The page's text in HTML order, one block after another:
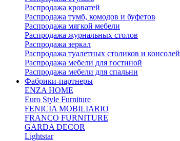
Распродажа кроватей
Распродажа тумб, комодов и буфетов
Распродажа мягкой мебели
Распродажа журнальных столов
Распродажа зеркал
Распродажа туалетных столиков и консолей
Распродажа мебели для гостиной
Распродажа мебели для спальни
Фабрики-партнеры
ENZA HOME
Euro Style Furniture
FENICIA MOBILIARIO
FRANCO FURNITURE
GARDA DECOR
Lightstar